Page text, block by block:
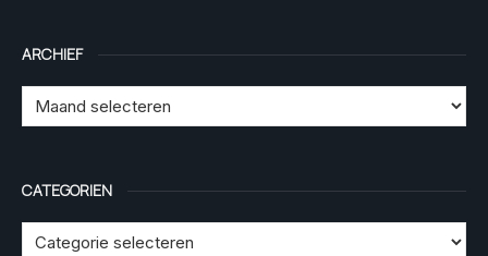
ARCHIEF
CATEGORIEN